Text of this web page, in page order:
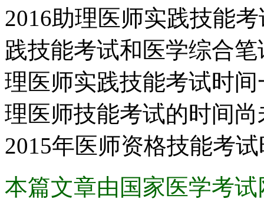
2016助理医师实践技能
践技能考试和医学综合
理医师实践技能考试时
理医师技能考试的时间
2015年医师资格技能考
本篇文章由国家医学考